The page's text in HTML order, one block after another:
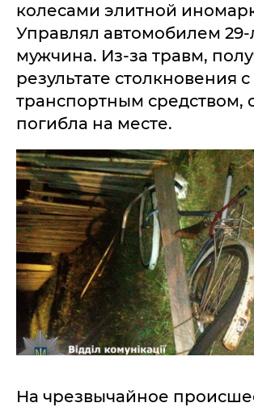
колесами элитной
Управлял автомобилем
мужчина. Из-за травм,
результате столкновения с
транспортным средством,
погибла на месте.
На чрезвычайное